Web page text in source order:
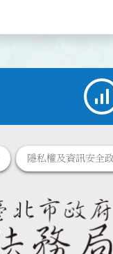
隱私權及資訊安全